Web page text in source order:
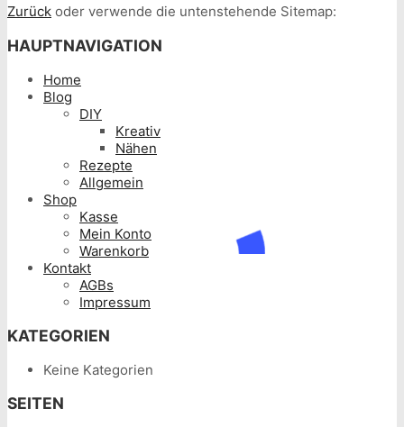
Zurück oder verwende die untenstehende Sitemap:
HAUPTNAVIGATION
Home
Blog
DIY
Kreativ
Nähen
Rezepte
Allgemein
Shop
Kasse
Mein Konto
Warenkorb
Kontakt
AGBs
Impressum
KATEGORIEN
Keine Kategorien
SEITEN